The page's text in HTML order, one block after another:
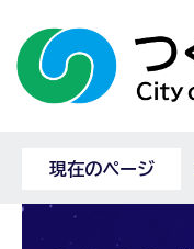
現在のページ